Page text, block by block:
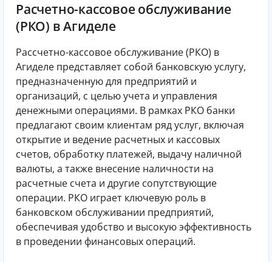
Расчетно-кассовое обслуживание
(РКО) в Агиделе
Рассчетно-кассовое обслуживание (РКО) в
Агиделе представляет собой банковскую услугу,
предназначенную для предприятий и
организаций, с целью учета и управления
денежными операциями. В рамках РКО банки
предлагают своим клиентам ряд услуг, включая
открытие и ведение расчетных и кассовых
счетов, обработку платежей, выдачу наличной
валюты, а также внесение наличности на
расчетные счета и другие сопутствующие
операции. РКО играет ключевую роль в
банковском обслуживании предприятий,
обеспечивая удобство и высокую эффективность
в проведении финансовых операций.